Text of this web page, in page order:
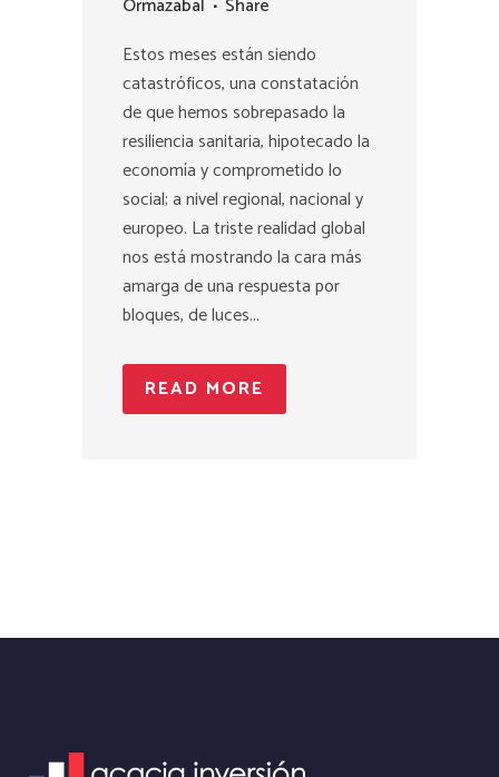
Estos meses están siendo
catastróficos, una constatación
de que hemos sobrepasado la
resiliencia sanitaria, hipotecado la
economía y comprometido lo
social; a nivel regional, nacional y
europeo. La triste realidad global
nos está mostrando la cara más
amarga de una respuesta por
bloques, de luces...
READ MORE